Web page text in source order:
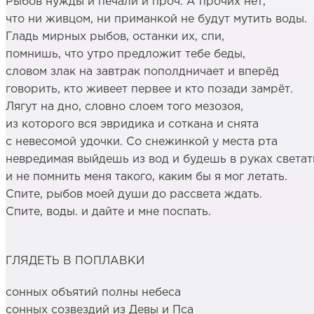
что ни живцом, ни приманкой не будут мутить воды.
Гладь мирных рыбов, останки их, спи,
помнишь, что утро предложит тебе беды,
словом злак на завтрак пополдничает и вперёд
говорить, кто живеет первее и кто позади замрёт.
Лягут на дно, словно слоем того мезозоя,
из которого вся эвридика и соткана и снята
с невесомой удочки. Со снежинкой у места рта
невредимая выйдешь из вод и будешь в руках
и не помнить меня такого, каким бы я мог летать.
Спите, рыбов моей души до рассвета ждать.
Спите, воды. и дайте и мне поспать.
ГЛЯДЕТЬ В ПОПЛАВКИ
сонных объятий полны небеса
сонных созвездий из Девы и Пса